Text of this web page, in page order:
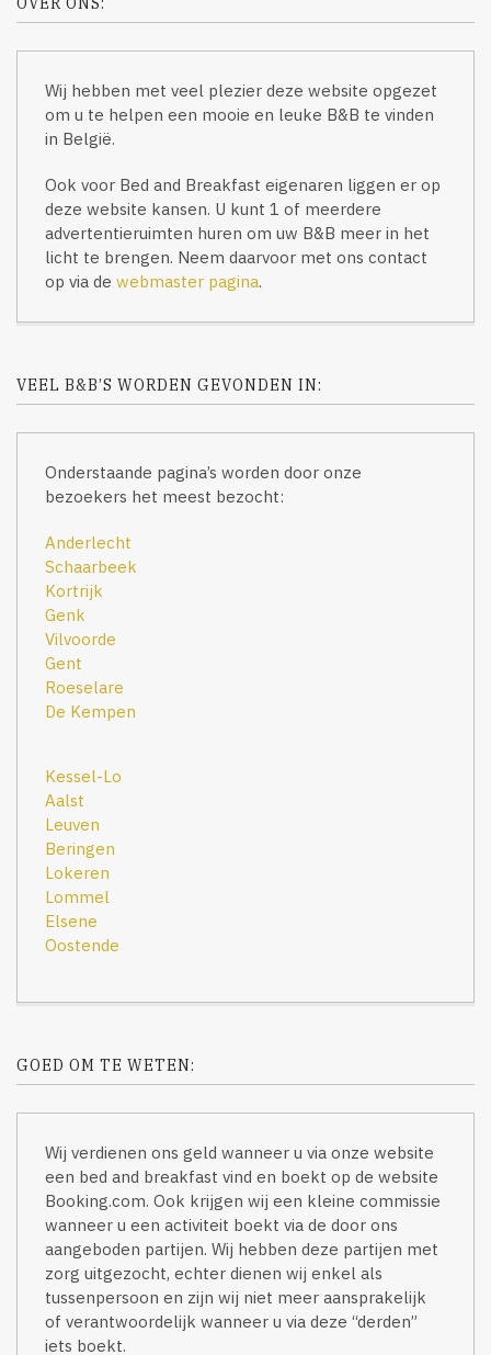
Wij hebben met veel plezier deze website opgezet
om u te helpen een mooie en leuke B&B te vinden
in België.
Ook voor Bed and Breakfast eigenaren liggen er op
deze website kansen. U kunt 1 of meerdere
advertentieruimten huren om uw B&B meer in het
licht te brengen. Neem daarvoor met ons contact
op via de webmaster pagina.
VEEL B&B’S WORDEN GEVONDEN IN:
Onderstaande pagina’s worden door onze
bezoekers het meest bezocht:
Anderlecht
Schaarbeek
Kortrijk
Genk
Vilvoorde
Gent
Roeselare
De Kempen
Kessel-Lo
Aalst
Leuven
Beringen
Lokeren
Lommel
Elsene
Oostende
GOED OM TE WETEN:
Wij verdienen ons geld wanneer u via onze website
een bed and breakfast vind en boekt op de website
Booking.com. Ook krijgen wij een kleine commissie
wanneer u een activiteit boekt via de door ons
aangeboden partijen. Wij hebben deze partijen met
zorg uitgezocht, echter dienen wij enkel als
tussenpersoon en zijn wij niet meer aansprakelijk
of verantwoordelijk wanneer u via deze “derden”
iets boekt.